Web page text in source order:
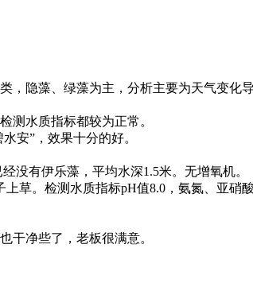
隐藻、绿藻为主，分析主要为天气变化
水质指标都较为正常。
安”，效果十分的好。
有伊乐藻，平均水深1.5米。无增氧机。
。检测水质指标pH值8.0，氨氮、亚硝
净些了，老板很满意。